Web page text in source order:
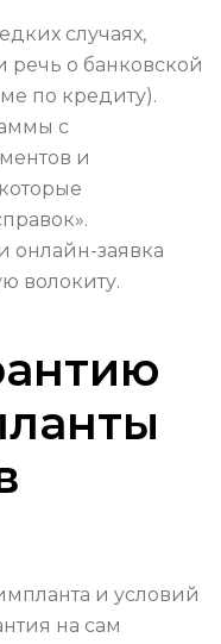
случаях,
речь о банковской
по кредиту).
с
и
онлайн-заявка
волокиту.
и условий
на сам